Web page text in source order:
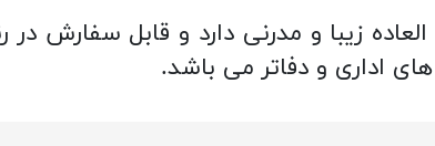
زیبا و مدرنی دارد و قابل
اداری و دفاتر می باشد.